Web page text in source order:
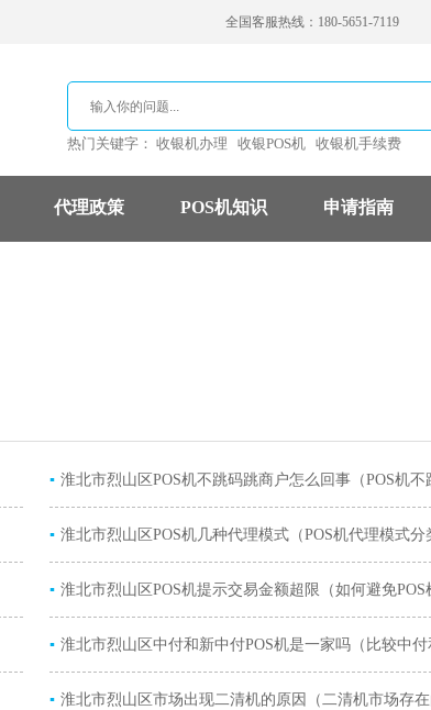
全国客服热线：180-5651-7119
热门关键字： 收银机办理 收银POS机 收银机手续费
代理政策 POS机知识 申请指南
▪ 淮北市烈山区POS机不跳码跳商户怎么回事（POS机不
解决办法）
▪ 淮北市烈山区POS机几种代理模式（POS机代理模式分
▪ 淮北市烈山区POS机提示交易金额超限（如何避免POS
超限）
▪ 淮北市烈山区中付和新中付POS机是一家吗（比较中
POS机）
▪ 淮北市烈山区市场出现二清机的原因（二清机市场存在